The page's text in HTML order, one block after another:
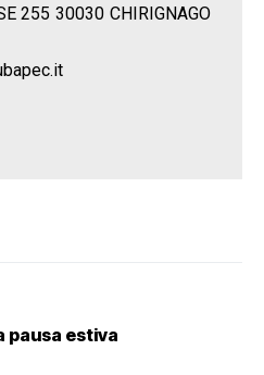
255 30030 CHIRIGNAGO
pausa estiva